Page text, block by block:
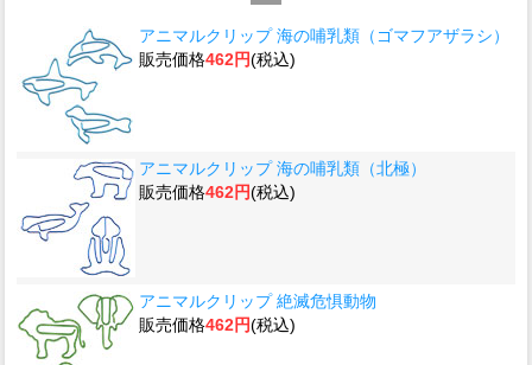
アニマルクリップ 海の哺乳類（ゴマフアザラシ）
販売価格462円(税込)
アニマルクリップ 海の哺乳類（北極）
販売価格462円(税込)
アニマルクリップ 絶滅危惧動物
販売価格462円(税込)